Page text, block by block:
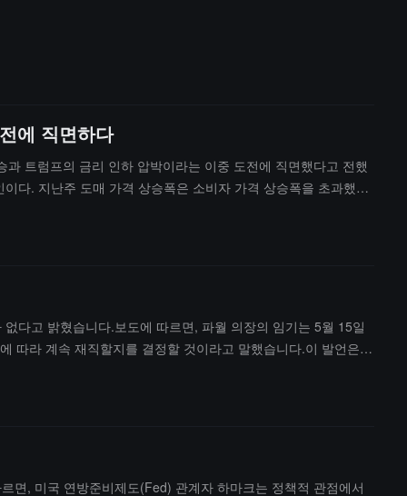
에 직면하다
트럼프의 금리 인하 압박이라는 이중 도전에 직면했다고 전했
다. 지난주 도매 가격 상승폭은 소비자 가격 상승폭을 초과했다.
달러를 넘어서면, 미국 경제는 1970년대의 "스태그플레이션"과
다고 밝혔습니다.보도에 따르면, 파월 의장의 임기는 5월 15일
따라 계속 재직할지를 결정할 것이라고 말했습니다.이 발언은
면, 미국 연방준비제도(Fed) 관계자 하마크는 정책적 관점에서